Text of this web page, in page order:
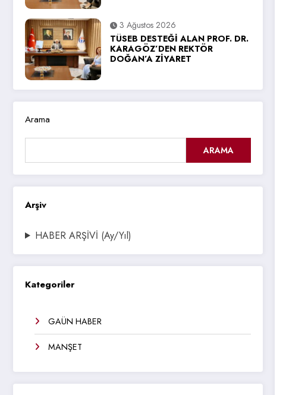
3 Ağustos 2026
TÜSEB DESTEĞİ ALAN PROF. DR.
KARAGÖZ’DEN REKTÖR
DOĞAN’A ZİYARET
Arama
ARAMA
Arşiv
HABER ARŞİVİ (Ay/Yıl)
Kategoriler
GAÜN HABER
MANŞET